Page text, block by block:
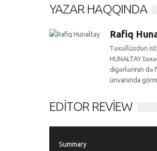
YAZAR HAQQINDA
Rafiq
Təxəllüsdən
HUNALTAY
digərlərinin də
ünvanında
EDITOR REVIEW
Summary